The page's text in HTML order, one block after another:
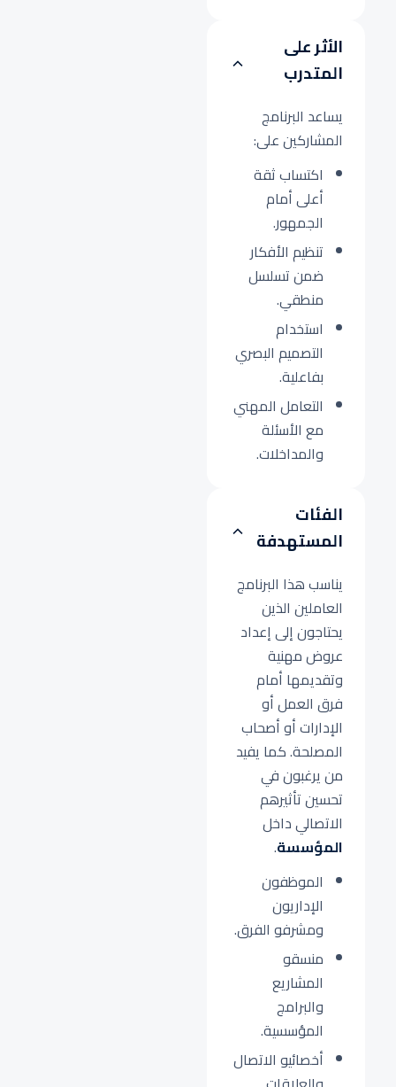
الأثر على
المتدرب
يساعد البرنامج
المشاركين على:
اكتساب ثقة
أعلى أمام
الجمهور.
تنظيم الأفكار
ضمن تسلسل
منطقي.
استخدام
التصميم البصري
بفاعلية.
التعامل المهني
مع الأسئلة
والمداخلات.
الفئات
المستهدفة
يناسب هذا البرنامج
العاملين الذين
يحتاجون إلى إعداد
عروض مهنية
وتقديمها أمام
فرق العمل أو
الإدارات أو أصحاب
المصلحة. كما يفيد
من يرغبون في
تحسين تأثيرهم
الاتصالي داخل
المؤسسة.
الموظفون
الإداريون
ومشرفو الفرق.
منسقو
المشاريع
والبرامج
المؤسسية.
أخصائيو الاتصال